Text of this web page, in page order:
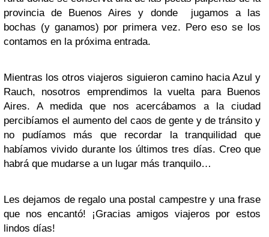
provincia de Buenos Aires y donde jugamos a las
bochas (y ganamos) por primera vez. Pero eso se los
contamos en la próxima entrada.
Mientras los otros viajeros siguieron camino hacia Azul y
Rauch, nosotros emprendimos la vuelta para Buenos
Aires. A medida que nos acercábamos a la ciudad
percibíamos el aumento del caos de gente y de tránsito y
no pudíamos más que recordar la tranquilidad que
habíamos vivido durante los últimos tres días. Creo que
habrá que mudarse a un lugar más tranquilo…
Les dejamos de regalo una postal campestre y una frase
que nos encantó! ¡Gracias amigos viajeros por estos
lindos días!